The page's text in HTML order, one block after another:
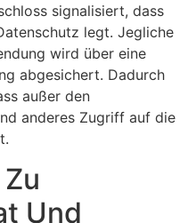
signalisiert, dass
legt. Jegliche
wird über eine
abgesichert. Dadurch
außer den
anderes Zugriff auf die
Und